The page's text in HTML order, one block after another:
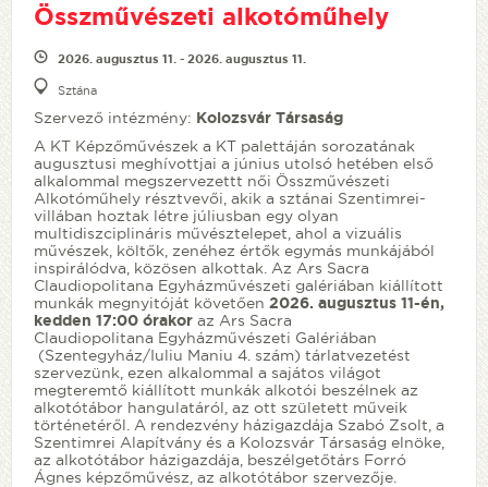
Összművészeti alkotóműhely
2026. augusztus 11. - 2026. augusztus 11.
Sztána
Szervező intézmény: Kolozsvár Társaság
A KT Képzőművészek a KT palettáján sorozatának
augusztusi meghívottjai a június utolsó hetében első
alkalommal megszervezettt női Összművészeti
Alkotóműhely résztvevői, akik a sztánai Szentimrei-
villában hoztak létre júliusban egy olyan
multidiszciplináris művésztelepet, ahol a vizuális
művészek, költők, zenéhez értők egymás munkájából
inspirálódva, közösen alkottak. Az Ars Sacra
Claudiopolitana Egyházművészeti galériában kiállított
munkák megnyitóját követően 2026. augusztus 11-én,
kedden 17:00 órakor az Ars Sacra
Claudiopolitana Egyházművészeti Galériában
(Szentegyház/Iuliu Maniu 4. szám) tárlatvezetést
szervezünk, ezen alkalommal a sajátos világot
megteremtő kiállított munkák alkotói beszélnek az
alkotótábor hangulatáról, az ott született műveik
történetéről. A rendezvény házigazdája Szabó Zsolt, a
Szentimrei Alapítvány és a Kolozsvár Társaság elnöke,
az alkotótábor házigazdája, beszélgetőtárs Forró
Ágnes képzőművész, az alkotótábor szervezője.